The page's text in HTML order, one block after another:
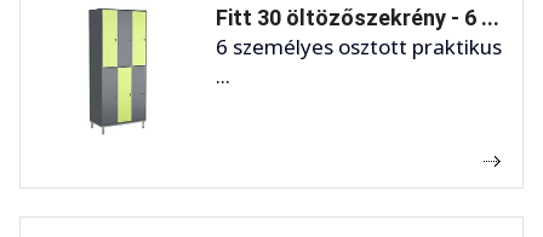
Fitt 30 öltözőszekrény - 6 ...
6 személyes osztott praktikus
...